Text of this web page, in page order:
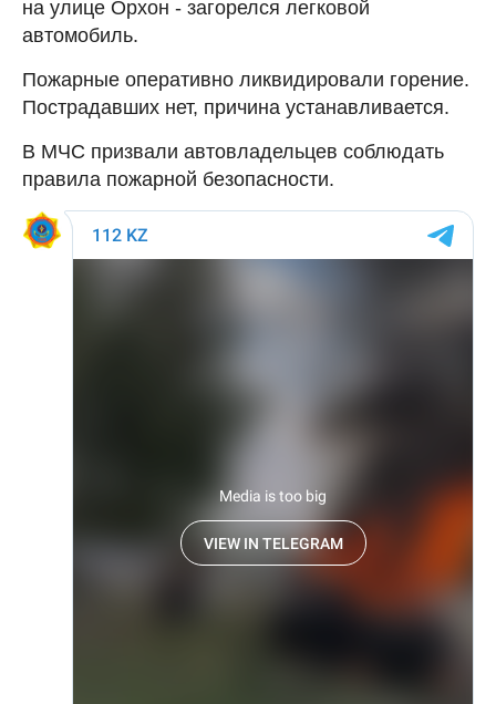
на улице Орхон - загорелся легковой
автомобиль.
Пожарные оперативно ликвидировали горение.
Пострадавших нет, причина устанавливается.
В МЧС призвали автовладельцев соблюдать
правила пожарной безопасности.